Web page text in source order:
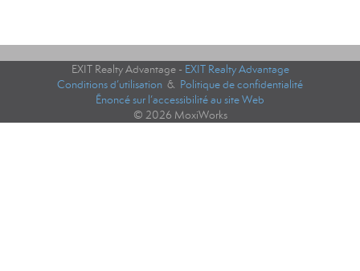
EXIT Realty Advantage - EXIT Realty Advantage
Conditions d’utilisation & Politique de confidentialité
Énoncé sur l’accessibilité au site Web
© 2026 MoxiWorks